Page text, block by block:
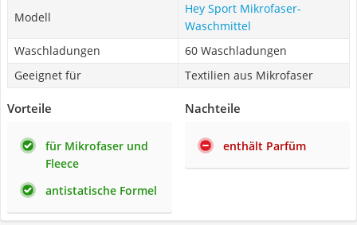
Modell
Hey Sport Mikrofaser-
Waschmittel
Waschladungen
60 Waschladungen
Geeignet für
Textilien aus Mikrofaser
Vorteile
für Mikrofaser und
Fleece
antistatische Formel
Nachteile
enthält Parfüm